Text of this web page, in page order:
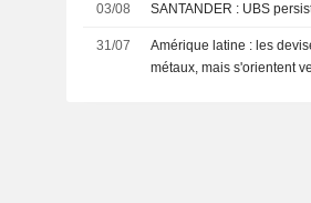
03/08 SANTANDER :
31/07
Amérique latine : les
métaux, mais s'orientent